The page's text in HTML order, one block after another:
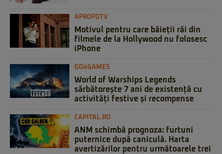
APROPOTV
Motivul pentru care băieții răi din
filmele de la Hollywood nu folosesc
iPhone
GO4GAMES
World of Warships Legends
sărbătorește 7 ani de existență cu
activități festive și recompense
CAPITAL.RO
ANM schimbă prognoza: furtuni
puternice după caniculă. Harta
avertizărilor pentru următoarele trei